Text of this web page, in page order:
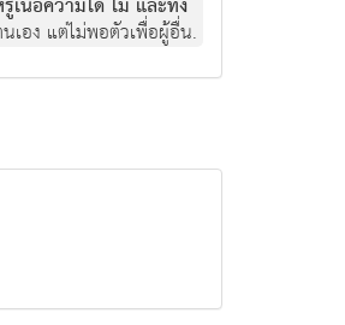
เนื้อความได้ ไม่ และทั้ง
เอง แต่ไม่พอตัวเพื่อผู้อื่น.